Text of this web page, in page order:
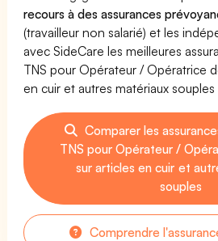
recours à des assurances
(travailleur non salarié) et les
avec SideCare les meilleures
TNS pour Opérateur / Opératrice
en cuir et autres matériaux souples
Comparer les
TNS pour Opérateur /
sur articles en cuir et
souples
Comprendre